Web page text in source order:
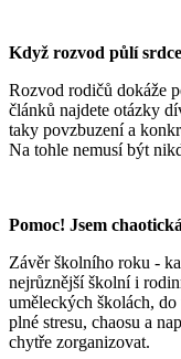
Když rozvod půlí srdce
Rozvod rodičů dokáže
článků najdete otázky
taky povzbuzení a
Na tohle nemusí být
Pomoc! Jsem
Závěr školního roku -
nejrůznější školní i
uměleckých školách,
plné stresu, chaosu a
chytře zorganizovat.